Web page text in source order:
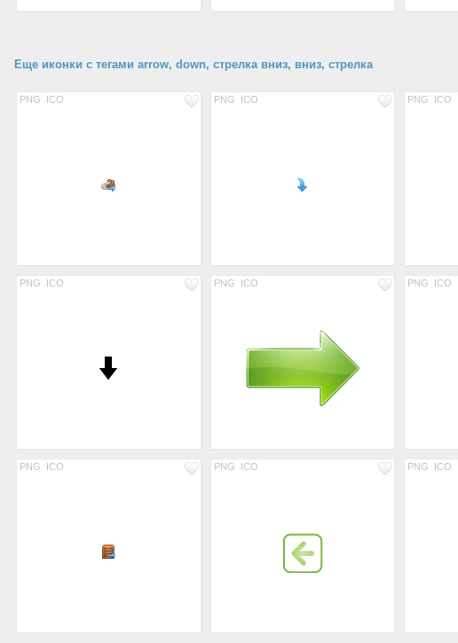
Еще иконки с тегами arrow, down, стрелка вниз, вниз, стрелка
PNG ICO PNG ICO PNG ICO
PNG ICO PNG ICO PNG ICO
PNG ICO PNG ICO PNG ICO